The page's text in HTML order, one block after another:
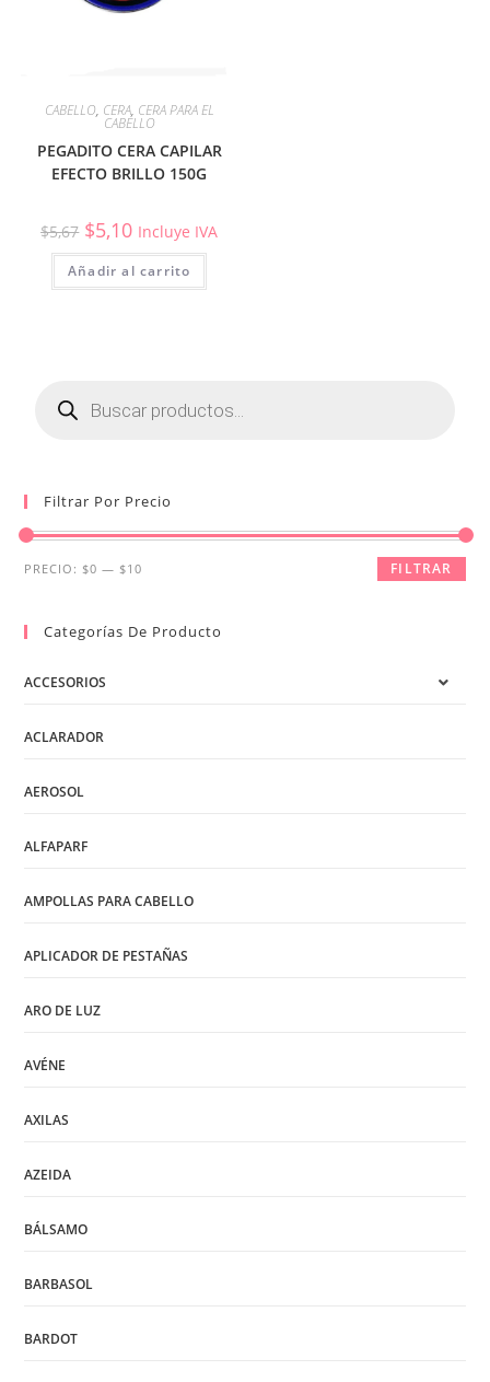
CABELLO, CERA, CERA PARA EL
CABELLO
PEGADITO CERA CAPILAR
EFECTO BRILLO 150G
$5,67 $5,10 Incluye IVA
Añadir al carrito
productos
Filtrar Por Precio
Precio
Precio
FILTRAR
PRECIO: $0 — $10
Categorías De Producto
ACCESORIOS
ACLARADOR
AEROSOL
ALFAPARF
AMPOLLAS PARA CABELLO
APLICADOR DE PESTAÑAS
ARO DE LUZ
AVÉNE
AXILAS
AZEIDA
BÁLSAMO
BARBASOL
BARDOT